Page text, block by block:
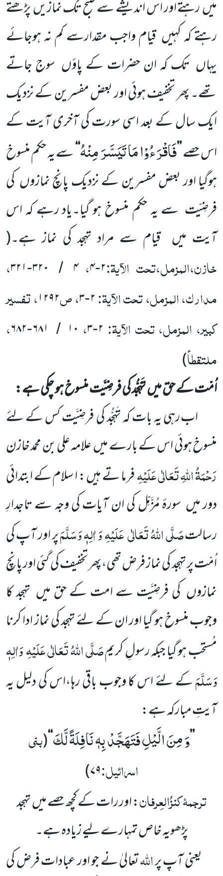
میںرہتے اور اس اندیشے سے صبح تک نمازیںپڑھتے
رہتے کہ کہیں قیام واجب مقدارسے کم نہ ہوجائے
یہاں تک کہ ان حضرات کے پاؤں سوج جاتے
تھے۔ پھر تخفیف ہوئی اور بعض مفسرین کے نزدیک
ایک سال کے بعد اسی سورت کی آخری آیت کے
اس حصے’’فَاقْرَءُوْا مَا تَیَسَّرَ مِنْهُ‘‘سے یہ حکم منسوخ
ہوگیا اور بعض مفسرین کے نزدیک پانچ نمازوں کی
فرضِیّت سے یہ حکم منسوخ ہو گیا۔یاد رہے کہ اس
آیت میں قیام سے مراد تہجد کی نماز ہے۔(
خازن،المزمل،تحت الآیۃ:۲-۴،۴ / ۳۲۰-۳۲۱،
مدارک، المزمل، تحت الآیۃ:۲-۳، ص۱۲۹۲، تفسیر
کبیر، المزمل، تحت الآیۃ: ۲-۳، ۱۰ / ۶۸۱-۶۸۲،
ملتقطاً)
اُمّت کے حق میںتَہَجُّد کی فرضِیَّت منسوخ ہو چکی ہے:
اب رہی یہ بات کہ تَہَجُّد کی فرضِیَّت کس کے لئے
منسوخہوئی اس کے بارے میںعلامہ علی بن محمد خازن
رَحْمَۃُاللّٰہِ تَعَالٰی عَلَیْہِفرما تے ہیں : ا سلام کےابتدائی
دور میں سورۂ مُزَّمِّل کی ان آیات کی وجہ سے تاجدارِ
رسالتصَلَّی اللّٰہُ تَعَالٰیعَلَیْہِوَ اٰلِہٖ وَسَلَّمَپر اور آپ کی
اُمّت پر تہجد کی نماز فرضتھی،پھر تخفیف کی گئی اور پانچ
نمازوں کی فرضِیَّت سے امت کے حقمیں تہجد کا
وجوب منسوخ ہو گیا اور ان کے لئے تہجد کی نماز ادا کرنا
مُستحب ہو گیا جبکہ رسولِ کریمصَلَّی اللّٰہُ تَعَالٰی عَلَیْہِوَاٰلِہٖ
وَسَلَّمَکے لئے اس کا وجوب باقی رہا،اس کی دلیل یہ
آیتِ مبارکہ ہے:
’’وَ مِنَ الَّیْلِ فَتَهَجَّدْ بِهٖ نَافِلَةً لَّكَ‘‘
(بنی
اسرائیل:۷۹)
ترجمۂکنزُالعِرفان: اور رات کے کچھ حصے میںتہجد
پڑھویہ خاص تمہارے لیے زیادہ ہے۔
یعنی آپ پراللّٰہتعالیٰ نے جو اور عبادات فرض کی